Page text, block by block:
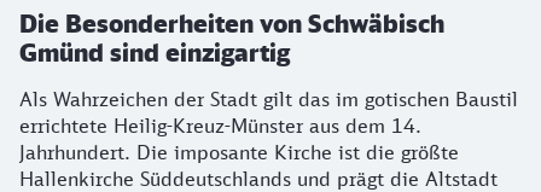
Die Besonderheiten von Schwäbisch
Gmünd sind einzigartig
Als Wahrzeichen der Stadt gilt das im gotischen Baustil
errichtete Heilig-Kreuz-Münster aus dem 14.
Jahrhundert. Die imposante Kirche ist die größte
Hallenkirche Süddeutschlands und prägt die Altstadt